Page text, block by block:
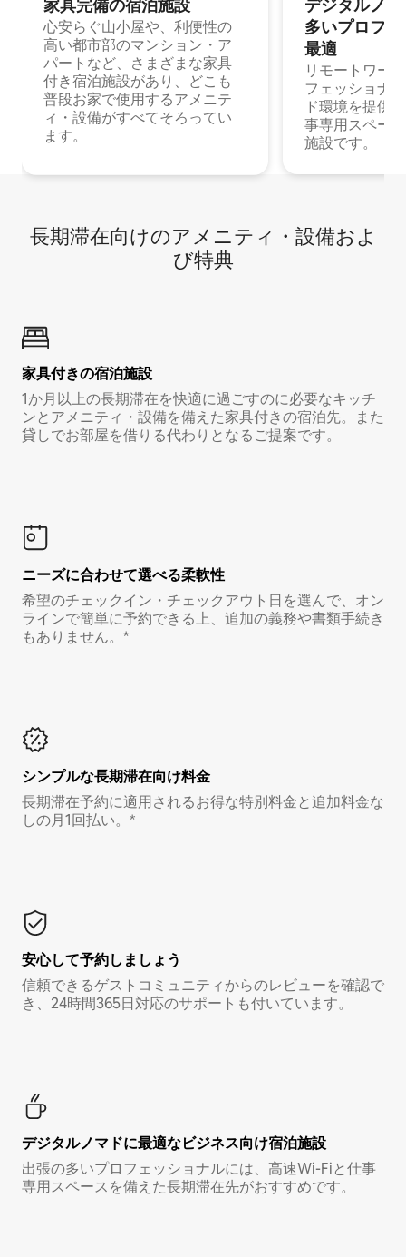
家具完備の宿⁠泊⁠施⁠設
心安らぐ山小屋や、利便性の
高い都市部のマンション・ア
パートなど、さまざまな家具
付き宿泊施設があり、どこも
普段お家で使用するアメニテ
ィ・設備がすべてそろってい
ます。
デジタルノ
多⁠いプ⁠ロ⁠フ⁠
最⁠適
リモートワー
フェッショナ
ド環境を提供
事専用スペー
施設です。
長期滞在向け⁠のア⁠メ⁠ニ⁠テ⁠ィ⁠・設⁠備⁠およ
び特⁠典
家具付き⁠の宿⁠泊⁠施⁠設
1か月以上の長期滞在を快適に過ごすのに必要なキッチ
ンとアメニティ・設備を備えた家具付きの宿泊先。また
貸しでお部屋を借りる代わりとなるご提案です。
ニーズに合わせて選べる柔軟性
希望のチェックイン・チェックアウト日を選んで、オン
ラインで簡単に予約できる上、追加の義務や書類手続き
もありません。*
シンプルな長期滞在向け料金
長期滞在予約に適用されるお得な特別料金と追加料金な
しの月1回払い。*
安心して予約しましょう
信頼できるゲストコミュニティからのレビューを確認で
き、24時間365日対応のサポートも付いています。
デジタルノマド⁠に最⁠適⁠なビ⁠ジ⁠ネ⁠ス⁠向⁠け宿⁠泊⁠施⁠設
出張の多いプロフェッショナルには、高速Wi-Fiと仕事
専用スペースを備えた長期滞在先がおすすめです。